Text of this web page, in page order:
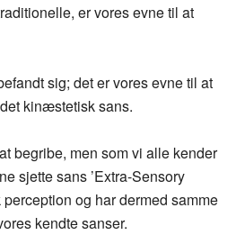
er vores evne til at
sig; det er vores evne til at
kinæstetisk sans.
begribe, men som vi alle kender
sjette sans ’Extra-Sensory
og har dermed samme
kendte sanser.